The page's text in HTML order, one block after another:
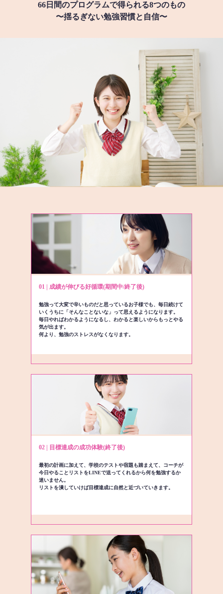
66日間のプログラムで得られる8つのもの
〜揺るぎない勉強習慣と自信〜
01 | 成績が伸びる好循環(期間中/終了後)
勉強って大変で辛いものだと思っているお子様でも、毎日続けて
いくうちに「そんなことないな」って思えるようになります。
毎日やればわかるようになるし、わかると楽しいからもっとやる
気が出ます。
何より、勉強のストレスがなくなります。
02 | 目標達成の成功体験(終了後)
最初の計画に加えて、学校のテストや宿題も踏まえて、コーチが
今日やることリストをLINEで送ってくれるから何を勉強するか
迷いません。
リストを潰していけば目標達成に自然と近づいていきます。